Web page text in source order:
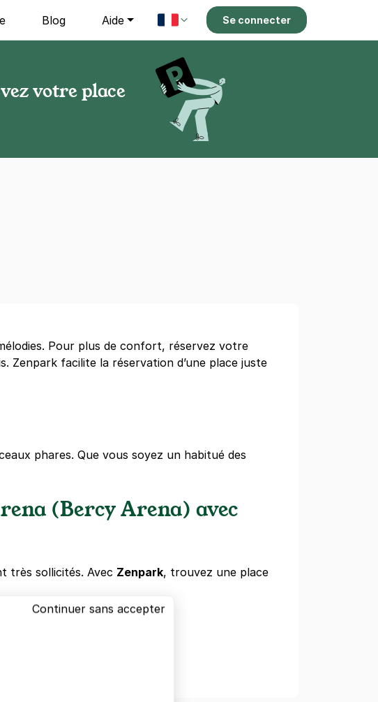
Blog Aide Se connecter
votre place
Pour plus de confort, réservez votre
Zenpark facilite la réservation d’une place juste
phares. Que vous soyez un habitué des
(Bercy Arena) avec
très sollicités. Avec Zenpark, trouvez une place
Continuer sans accepter